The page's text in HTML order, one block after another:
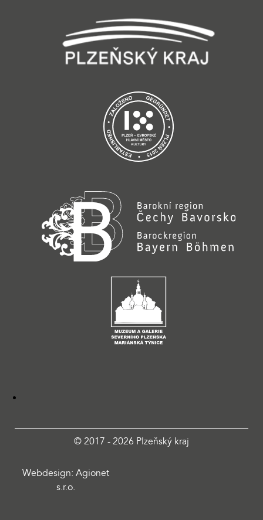
© 2017 - 2026 Plzeňský kraj
Webdesign: Agionet
s.r.o.